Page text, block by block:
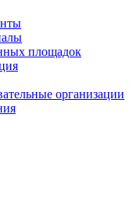
площадок
организации